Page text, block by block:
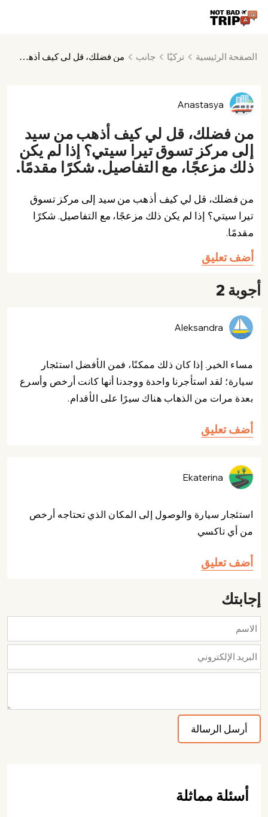
الصفحة الرئيسية تركيّا جانب من فضلك، قل لي كيف أذهب من سيد إلى مركز تسوق تيرا سيتي؟ إذا لم يكن ذلك مزعجًا، مع التفاصيل. شكرًا مقدمًا.
Anastasya
من فضلك، قل لي كيف أذهب من سيد
إلى مركز تسوق تيرا سيتي؟ إذا لم يكن
ذلك مزعجًا، مع التفاصيل. شكرًا مقدمًا.
من فضلك، قل لي كيف أذهب من سيد إلى مركز تسوق
تيرا سيتي؟ إذا لم يكن ذلك مزعجًا، مع التفاصيل. شكرًا
مقدمًا.
أضف تعليق
أجوبة 2
Aleksandra
مساء الخير. إذا كان ذلك ممكنًا، فمن الأفضل استئجار
سيارة؛ لقد استأجرنا واحدة ووجدنا أنها كانت أرخص وأسرع
بعدة مرات من الذهاب هناك سيرًا على الأقدام.
أضف تعليق
Ekaterina
استئجار سيارة والوصول إلى المكان الذي تحتاجه أرخص
من أي تاكسي
أضف تعليق
إجابتك
أسئلة مماثلة